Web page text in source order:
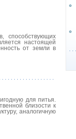
способствующих
настоящей
от земли в
для питья.
близости к
аналогичную